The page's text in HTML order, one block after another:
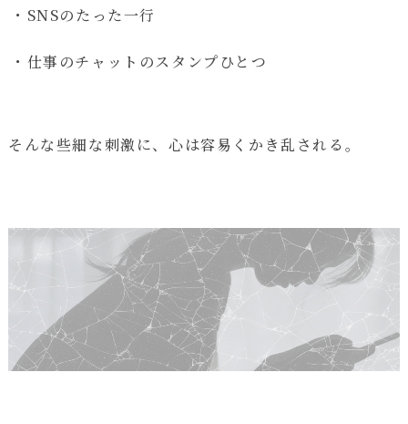
・SNSのたった一行
・仕事のチャットのスタンプひとつ
そんな些細な刺激に、心は容易くかき乱される。